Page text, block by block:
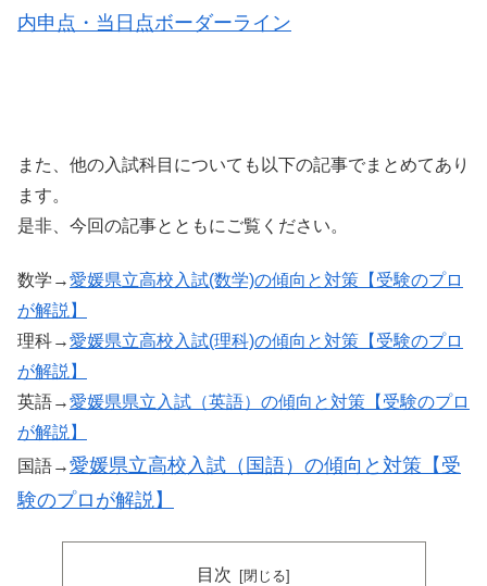
内申点・当日点ボーダーライン
また、他の入試科目についても以下の記事でまとめてあり
ます。
是非、今回の記事とともにご覧ください。
数学→愛媛県立高校入試(数学)の傾向と対策【受験のプロ
が解説】
理科→愛媛県立高校入試(理科)の傾向と対策【受験のプロ
が解説】
英語→愛媛県県立入試（英語）の傾向と対策【受験のプロ
が解説】
国語→愛媛県立高校入試（国語）の傾向と対策【受
験のプロが解説】
目次